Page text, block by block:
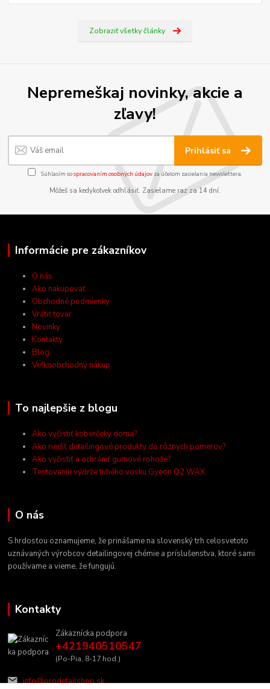
Zobraziť všetky články
Nepremeškaj novinky, akcie a
zľavy!
Prihlásiť sa
Súhlasím sospracovaním osobných údajov za účelom zasielania newslettera.
Môžeš sa kedykoľvek odhlásiť. Zasielame raz za 14 dní.
Informácie pre zákazníkov
O nás
Ako nakupovať
Obchodné podmienky
Vrátiť tovar
Novinky
Kontakty
Blog
Veľkoobchodný nákup
To najlepšie z blogu
Ako vyčistiť koberčeky doma?
Ako riediť detailingové produkty do rôznych pomerov?
Ako vyčistiť a ochrániť gumové rohože?
Testovanie výdrže tuhého vosku Gyeon Q2 WAX
O nás
S hrdosťou oznamujeme, že prinášame na slovenský trh celosvetoto
uznávaných výrobcov detailingovej chémie a príslušenstva, ktoré sami
používame a vieme, že fungujú.
Kontakty
Zákaznícka podpora
+421940510547
(Po-Pia, 8-17 hod.)
info@prodetailshop.sk